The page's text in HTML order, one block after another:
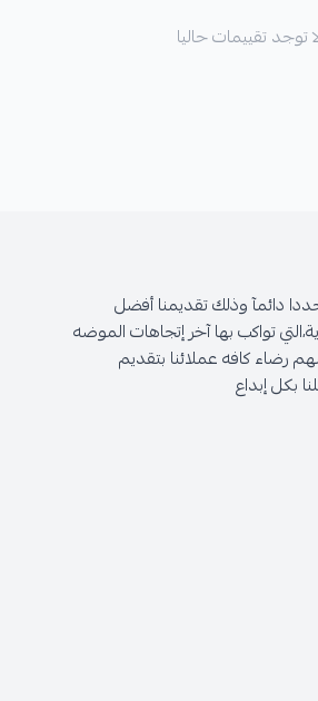
توجد تقييمات حاليا
دائمآ وذلك تقديمنا أفضل
تواكب بها آخر إتجاهات الموضه
رضاء كافه عملائنا بتقديم
بكل إبداع